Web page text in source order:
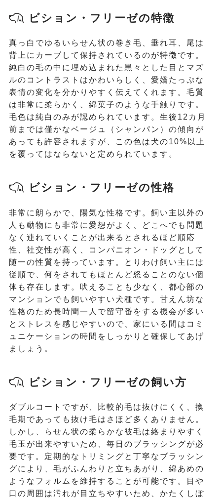
ビション・フリーゼの特徴
真っ白でゆるいらせん状の巻き毛、垂れ耳、尾は
背上にカーブして保持されているのが特徴です。
純白の毛の中に埋め込まれた黒々とした目とマズ
ルのコントラストはかわいらしく、愛嬌たっぷな
表情の変化を分かりやすく伝えてくれます。毛質
は非常に柔らかく、綿菓子のような手触りです。
毛色は純白のみが認められています。生後12カ月
前までは僅かなベージュ（シャンパン）の傾向が
あっても許容されますが、この色は犬の10%以上
を覆ってはならないと定められています。
ビション・フリーゼの性格
非常に朗らかで、陽気な性格です。飼い主以外の
人も動物にも非常に愛想がよく、どこへでも問題
なく連れていくことが出来るとされるほど順応
性、社交性が高く、コンパニオン・ドッグとして
随一の性質を持っています。とりわけ飼い主には
従順で、何をされてもほとんど怒ることのない個
体も存在します。吠えることも少なく、都心部の
マンションでも飼いやすい犬種です。甘えん坊な
性格のため長時間一人で留守番をする機会が多い
とストレスを感じやすいので、家にいる間はコミ
ュニケーションの時間をしっかりと確保してあげ
ましょう。
ビション・フリーゼの飼い方
ダブルコートですが、比較的毛は抜けにくく、換
毛期であっても抜け毛はさほど多くありません。
しかし、らせん状の柔らかな被毛は絡まりやすく
毛玉が出来やすいため、毎日のブラッシングが必
要です。定期的なトリミングと丁寧なブラッシン
グにより、毛がふんわりと立ちあがり、綿あめの
ようなフォルムを維持することが可能です。目や
口の周囲は汚れが目立ちやすいため、かたくしぼ